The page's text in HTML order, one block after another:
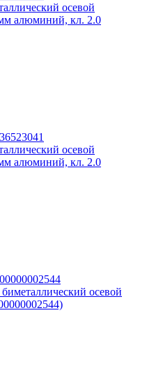
осевой
алюминий, кл. 2.0
осевой
алюминий, кл. 2.0
осевой